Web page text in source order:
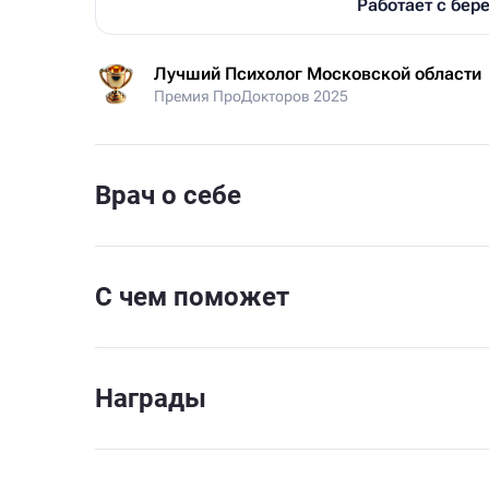
Работает с
Лучший Психолог Московской области
Премия ПроДокторов 2025
Врач о себе
С чем поможет
Награды